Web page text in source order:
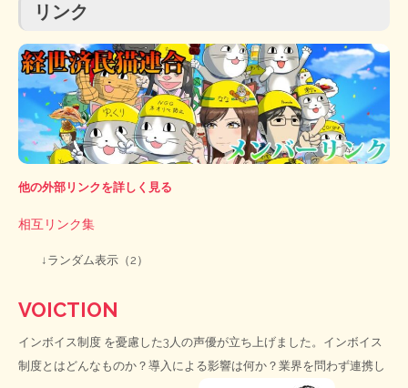
リンク
他の外部リンクを詳しく見る
相互リンク集
↓ランダム表示（2）
VOICTION
インボイス制度 を憂慮した3人の声優が立ち上げました。インボイス
制度とはどんなものか？導入による影響は何か？業界を問わず連携し